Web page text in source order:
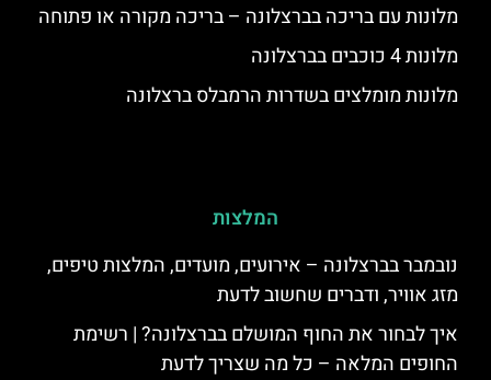
מלונות עם בריכה בברצלונה – בריכה מקורה או פתוחה
מלונות 4 כוכבים בברצלונה
מלונות מומלצים בשדרות הרמבלס ברצלונה
המלצות
נובמבר בברצלונה – אירועים, מועדים, המלצות טיפים,
מזג אוויר, ודברים שחשוב לדעת
איך לבחור את החוף המושלם בברצלונה? | רשימת
החופים המלאה – כל מה שצריך לדעת